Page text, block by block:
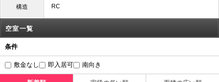
構造 RC
空室一覧
条件
敷金なし 即入居可 南向き